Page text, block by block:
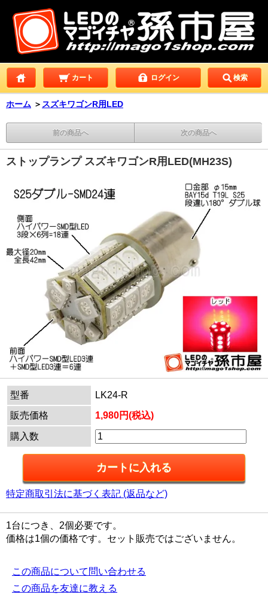
カート ログイン 検索
ホーム ＞ スズキワゴンR用LED
前の商品へ 次の商品へ
ストップランプ スズキワゴンR用LED(MH23S)
型番
LK24-R
販売価格
1,980円(税込)
購入数
特定商取引法に基づく表記 (返品など)
1台につき、2個必要です。
価格は1個の価格です。セット販売ではございません。
この商品について問い合わせる
この商品を友達に教える